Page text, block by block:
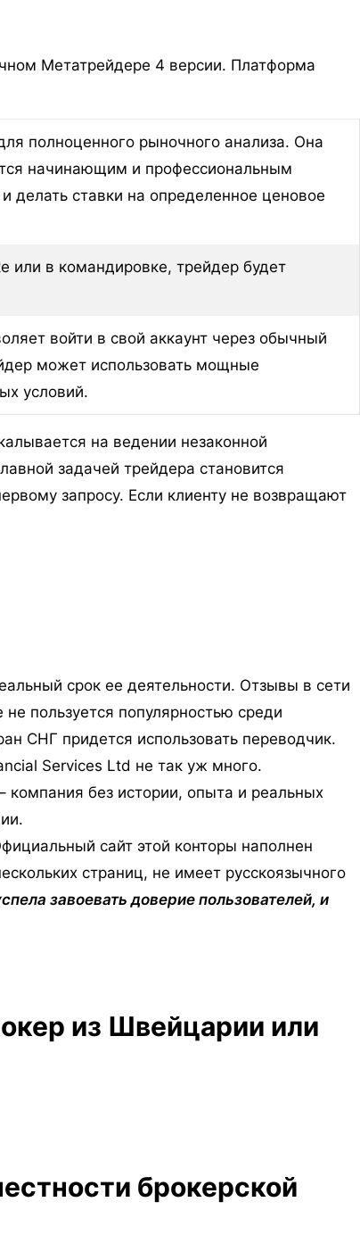
Метатрейдере 4 версии. Платформа
полноценного рыночного анализа. Она
начинающим и профессиональным
делать ставки на определенное ценовое
или в командировке, трейдер будет
войти в свой аккаунт через обычный
может использовать мощные
условий.
на ведении незаконной
задачей трейдера становится
запросу. Если клиенту не возвращают
срок ее деятельности. Отзывы в сети
пользуется популярностью среди
СНГ придется использовать переводчик.
Services Ltd не так уж много.
компания без истории, опыта и реальных
сайт этой конторы наполнен
страниц, не имеет русскоязычного
завоевать доверие пользователей, и
из Швейцарии или
брокерской